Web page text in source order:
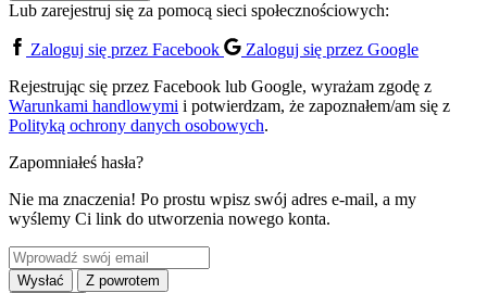
Lub zarejestruj się za pomocą sieci społecznościowych:
Zaloguj się przez Facebook
Zaloguj się przez Google
Rejestrując się przez Facebook lub Google, wyrażam zgodę z
Warunkami handlowymi i potwierdzam, że zapoznałem/am się z
Polityką ochrony danych osobowych.
Zapomniałeś hasła?
Nie ma znaczenia! Po prostu wpisz swój adres e-mail, a my
wyślemy Ci link do utworzenia nowego konta.
Wysłać
Z powrotem